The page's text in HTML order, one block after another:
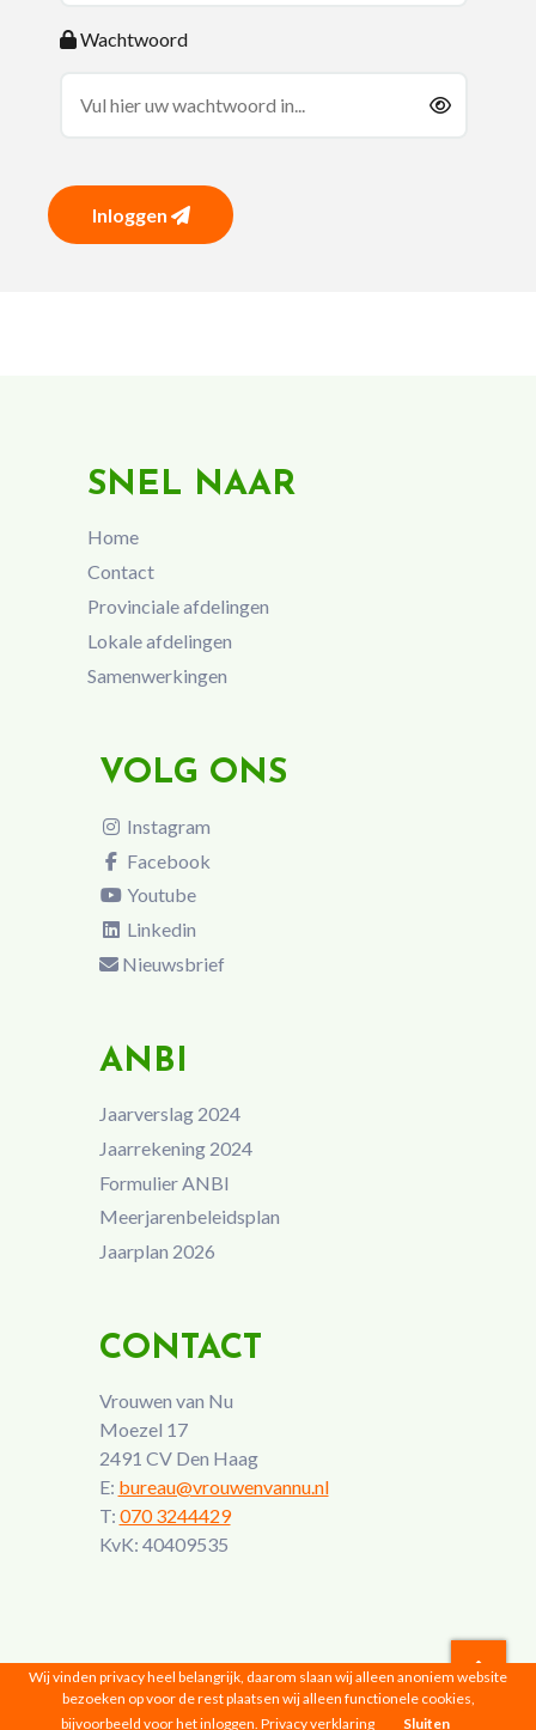
Wachtwoord
Inloggen
SNEL NAAR
Home
Contact
Provinciale afdelingen
Lokale afdelingen
Samenwerkingen
VOLG ONS
Instagram
Facebook
Youtube
Linkedin
Nieuwsbrief
ANBI
Jaarverslag 2024
Jaarrekening 2024
Formulier ANBI
Meerjarenbeleidsplan
Jaarplan 2026
CONTACT
Vrouwen van Nu
Moezel 17
2491 CV Den Haag
E: bureau@vrouwenvannu.nl
T: 070 3244429
KvK: 40409535
Vrouwen van Nu © 2026 |Privacyverklaring
Wij vinden privacy heel belangrijk, daarom slaan wij alleen anoniem website
bezoeken op voor de rest plaatsen wij alleen functionele cookies,
bijvoorbeeld voor het inloggen. Privacy verklaring Sluiten